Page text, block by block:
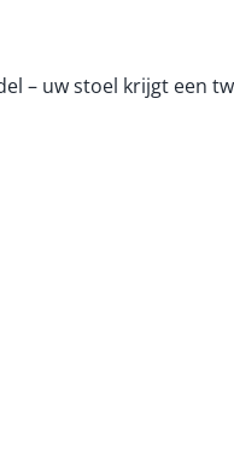
– uw stoel krijgt een